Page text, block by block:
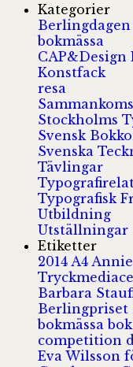
Kategorier
Berlingdagen
bokmässa
CAP&Design
Konstfack
resa
Stockholms
Svensk
Svenska
Tävlingar
Typografisk
Utbildning
Utställningar
Etiketter
2014 A4
Barbara
Berlingpriset
bokmässa
competition
Eva Wilsson